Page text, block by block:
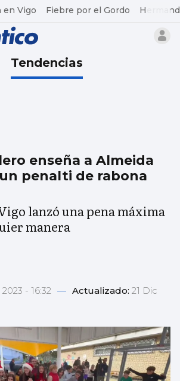
en Vigo Fiebre por el Gordo
Tendencias
enseña a Almeida
penalti de rabona
lanzó una pena máxima
manera
- 16:32 — Actualizado: 21 Dic